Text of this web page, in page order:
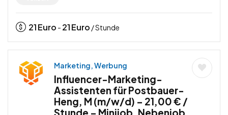
21Euro - 21Euro / Stunde
Marketing, Werbung
Influencer-Marketing-
Assistenten für Postbauer-
Heng, M (m/w/d) – 21,00 € /
Stunde – Minijob, Nebenjob,